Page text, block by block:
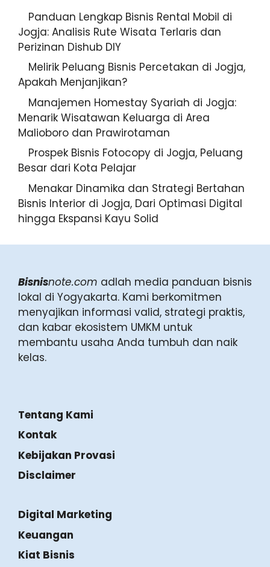
Panduan Lengkap Bisnis Rental Mobil di
Jogja: Analisis Rute Wisata Terlaris dan
Perizinan Dishub DIY
Melirik Peluang Bisnis Percetakan di Jogja,
Apakah Menjanjikan?
Manajemen Homestay Syariah di Jogja:
Menarik Wisatawan Keluarga di Area
Malioboro dan Prawirotaman
Prospek Bisnis Fotocopy di Jogja, Peluang
Besar dari Kota Pelajar
Menakar Dinamika dan Strategi Bertahan
Bisnis Interior di Jogja, Dari Optimasi Digital
hingga Ekspansi Kayu Solid
Bisnisnote.com adlah media panduan bisnis
lokal di Yogyakarta. Kami berkomitmen
menyajikan informasi valid, strategi praktis,
dan kabar ekosistem UMKM untuk
membantu usaha Anda tumbuh dan naik
kelas.
Tentang Kami
Kontak
Kebijakan Provasi
Disclaimer
Digital Marketing
Keuangan
Kiat Bisnis